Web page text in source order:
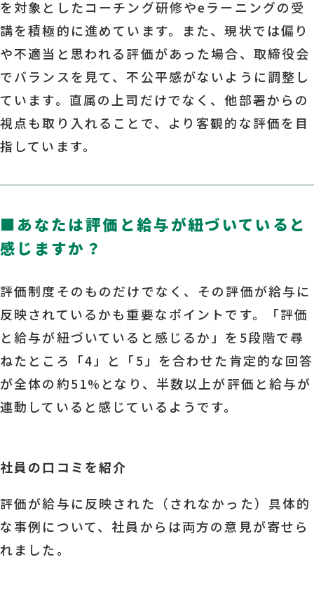
を対象としたコーチング研修やeラーニングの受
講を積極的に進めています。また、現状では偏り
や不適当と思われる評価があった場合、取締役会
でバランスを見て、不公平感がないように調整し
ています。直属の上司だけでなく、他部署からの
視点も取り入れることで、より客観的な評価を目
指しています。
■あなたは評価と給与が紐づいていると
感じますか？
評価制度そのものだけでなく、その評価が給与に
反映されているかも重要なポイントです。「評価
と給与が紐づいていると感じるか」を5段階で尋
ねたところ「4」と「5」を合わせた肯定的な回答
が全体の約51%となり、半数以上が評価と給与が
連動していると感じているようです。
社員の口コミを紹介
評価が給与に反映された（されなかった）具体的
な事例について、社員からは両方の意見が寄せら
れました。